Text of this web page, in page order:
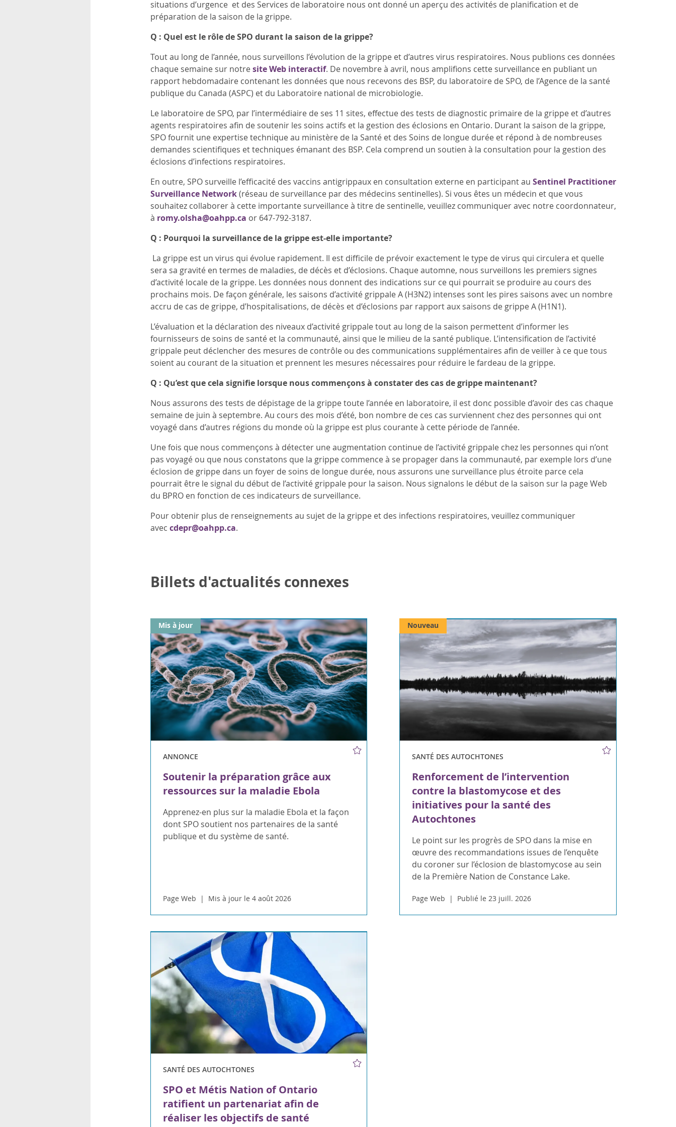
situations d’urgence et des Services de laboratoire nous ont donné un aperçu des activités de planification et de
préparation de la saison de la grippe.
Q : Quel est le rôle de SPO durant la saison de la grippe?
Tout au long de l’année, nous surveillons l’évolution de la grippe et d’autres virus respiratoires. Nous publions ces données
chaque semaine sur notresite Web interactif. De novembre à avril, nous amplifions cette surveillance en publiant un
rapport hebdomadaire contenant les données que nous recevons des BSP, du laboratoire de SPO, de l’Agence de la santé
publique du Canada (ASPC) et du Laboratoire national de microbiologie.
Le laboratoire de SPO, par l’intermédiaire de ses 11 sites, effectue des tests de diagnostic primaire de la grippe et d’autres
agents respiratoires afin de soutenir les soins actifs et la gestion des éclosions en Ontario. Durant la saison de la grippe,
SPO fournit une expertise technique au ministère de la Santé et des Soins de longue durée et répond à de nombreuses
demandes scientifiques et techniques émanant des BSP. Cela comprend un soutien à la consultation pour la gestion des
éclosions d’infections respiratoires.
En outre, SPO surveille l’efficacité des vaccins antigrippaux en consultation externe en participant au Sentinel Practitioner
Surveillance Network(réseau de surveillance par des médecins sentinelles). Si vous êtes un médecin et que vous
souhaitez collaborer à cette importante surveillance à titre de sentinelle, veuillez communiquer avec notre coordonnateur,
à romy.olsha@oahpp.ca or 647-792-3187.
Q : Pourquoi la surveillance de la grippe est-elle importante?
La grippe est un virus qui évolue rapidement. Il est difficile de prévoir exactement le type de virus qui circulera et quelle
sera sa gravité en termes de maladies, de décès et d’éclosions. Chaque automne, nous surveillons les premiers signes
d’activité locale de la grippe. Les données nous donnent des indications sur ce qui pourrait se produire au cours des
prochains mois. De façon générale, les saisons d’activité grippale A (H3N2) intenses sont les pires saisons avec un nombre
accru de cas de grippe, d’hospitalisations, de décès et d’éclosions par rapport aux saisons de grippe A (H1N1).
L’évaluation et la déclaration des niveaux d’activité grippale tout au long de la saison permettent d’informer les
fournisseurs de soins de santé et la communauté, ainsi que le milieu de la santé publique. L’intensification de l’activité
grippale peut déclencher des mesures de contrôle ou des communications supplémentaires afin de veiller à ce que tous
soient au courant de la situation et prennent les mesures nécessaires pour réduire le fardeau de la grippe.
Q : Qu’est que cela signifie lorsque nous commençons à constater des cas de grippe maintenant?
Nous assurons des tests de dépistage de la grippe toute l’année en laboratoire, il est donc possible d’avoir des cas chaque
semaine de juin à septembre. Au cours des mois d’été, bon nombre de ces cas surviennent chez des personnes qui ont
voyagé dans d’autres régions du monde où la grippe est plus courante à cette période de l’année.
Une fois que nous commençons à détecter une augmentation continue de l’activité grippale chez les personnes qui n’ont
pas voyagé ou que nous constatons que la grippe commence à se propager dans la communauté, par exemple lors d’une
éclosion de grippe dans un foyer de soins de longue durée, nous assurons une surveillance plus étroite parce cela
pourrait être le signal du début de l’activité grippale pour la saison. Nous signalons le début de la saison sur la page Web
du BPRO en fonction de ces indicateurs de surveillance.
Pour obtenir plus de renseignements au sujet de la grippe et des infections respiratoires, veuillez communiquer
avec cdepr@oahpp.ca.
Billets d'actualités connexes
ANNONCE
Soutenir la préparation grâce aux
ressources sur la maladie Ebola
Apprenez-en plus sur la maladie Ebola et la façon
dont SPO soutient nos partenaires de la santé
publique et du système de santé.
Page Web Mis à jour le 4 août 2026
Mis à jour
SANTÉ DES AUTOCHTONES
Renforcement de l’intervention
contre la blastomycose et des
initiatives pour la santé des
Autochtones
Le point sur les progrès de SPO dans la mise en
œuvre des recommandations issues de l’enquête
du coroner sur l’éclosion de blastomycose au sein
de la Première Nation de Constance Lake.
Page Web Publié le 23 juill. 2026
Nouveau
SANTÉ DES AUTOCHTONES
SPO et Métis Nation of Ontario
ratifient un partenariat afin de
réaliser les objectifs de santé